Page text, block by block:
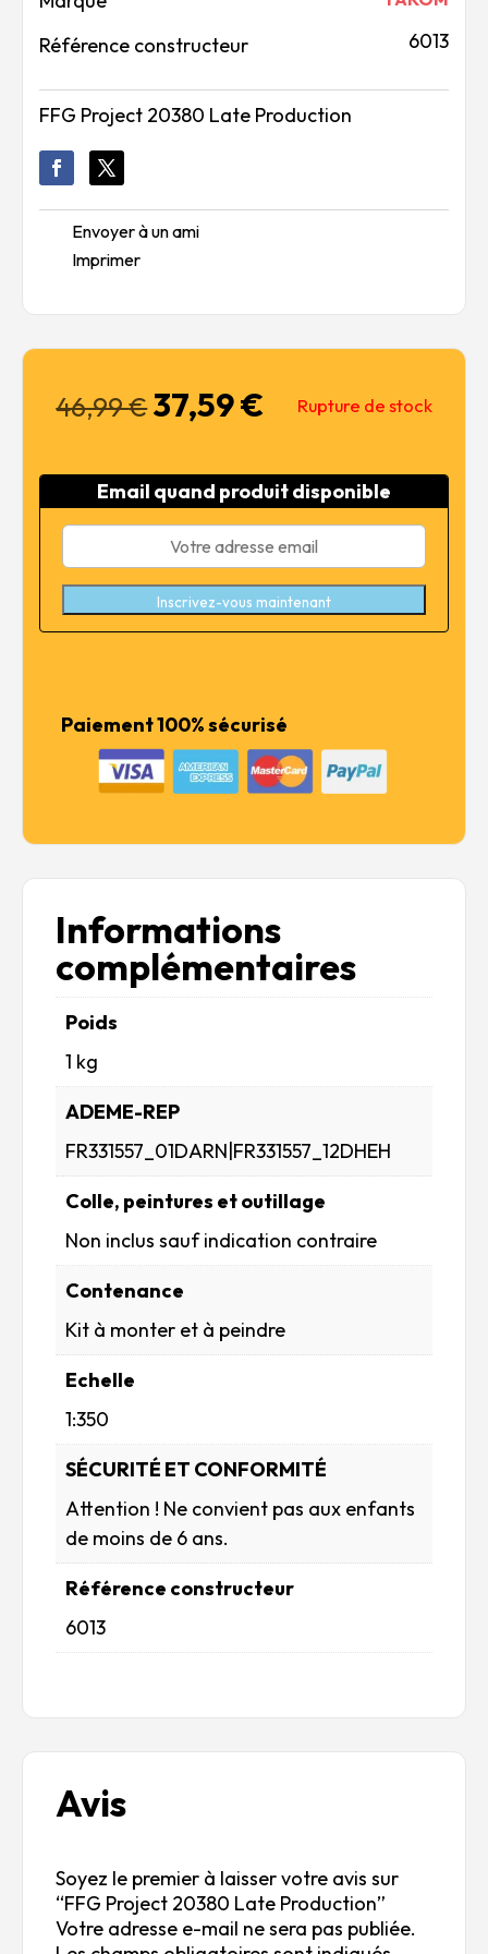
Référence constructeur 6013
FFG Project 20380 Late Production
Envoyer à un ami
Imprimer
46,99€Le
prix
était :
46,99 €.
37,59€
est :
37,59 €.
Rupture de stock
Email quand produit disponible
Inscrivez-vous maintenant
Paiement 100% sécurisé
Informations
complémentaires
Poids
1 kg
ADEME-REP
FR331557_01DARN|FR331557_12DHEH
Colle, peintures et outillage
Non inclus sauf indication contraire
Contenance
Kit à monter et à peindre
Echelle
1:350
SÉCURITÉ ET CONFORMITÉ
Attention ! Ne convient pas aux enfants
de moins de 6 ans.
Référence constructeur
6013
Avis
Soyez le premier à laisser votre avis sur
“FFG Project 20380 Late Production”
Votre adresse e-mail ne sera pas publiée.